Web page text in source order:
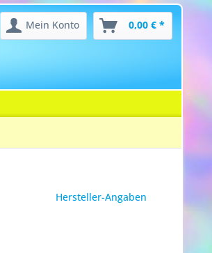
Mein Konto 0,00 € *
Hersteller-Angaben